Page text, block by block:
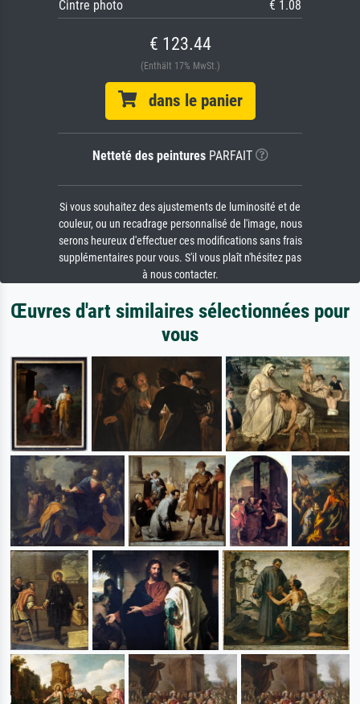
Cintre photo € 1.08
€ 123.44
(Enthält 17% MwSt.)
dans le panier
Netteté des peinturesPARFAIT
Si vous souhaitez des ajustements de luminosité et de
couleur, ou un recadrage personnalisé de l'image, nous
serons heureux d'effectuer ces modifications sans frais
supplémentaires pour vous. S'il vous plaît n'hésitez pas
à nous contacter.
Œuvres d'art similaires sélectionnées pour
vous